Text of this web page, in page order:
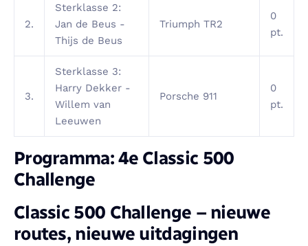
2.
Sterklasse 2:
Jan de Beus -
Thijs de Beus
Triumph TR2
0
pt.
3.
Sterklasse 3:
Harry Dekker -
Willem van
Leeuwen
Porsche 911
0
pt.
Programma: 4e Classic 500
Challenge
Classic 500 Challenge – nieuwe
routes, nieuwe uitdagingen